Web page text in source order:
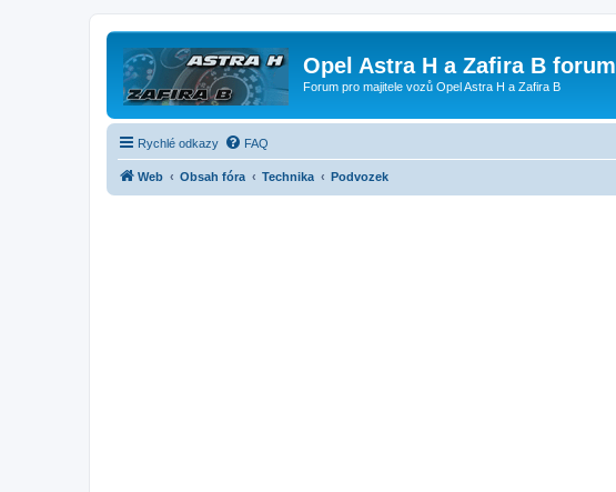
Opel Astra H a Zafira B forum
Forum pro majitele vozů Opel Astra H a Zafira B
Rychlé odkazy FAQ
Web Obsah fóra Technika Podvozek